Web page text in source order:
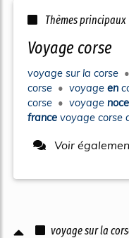
Thèmes
voyage corse
voyage sur la corse •
corse • voyage en
corse • voyage noce
france voyage corse
Voir
voyage sur la